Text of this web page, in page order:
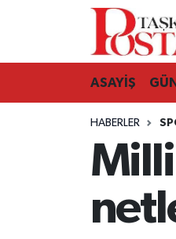
ASAYİŞ
HABERLER
Kastamonu Vefat
Araç Haberleri
Azdavay Haberleri